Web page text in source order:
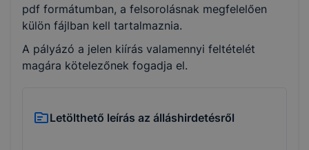
pdf formátumban, a felsorolásnak megfelelően
külön fájlban kell tartalmaznia.
A pályázó a jelen kiírás valamennyi feltételét
magára kötelezőnek fogadja el.
Letölthető leírás az álláshirdetésről